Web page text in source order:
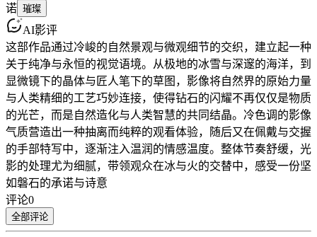
诺 璀璨
AI影评
这部作品通过冷峻的自然景观与微观细节的交织，建立起一种
关于纯净与永恒的视觉语境。从极地的冰雪与深邃的海洋，到
显微镜下的晶体与匠人笔下的草图，影像将自然界的原始力量
与人类精细的工艺巧妙连接，使得钻石的闪耀不再仅仅是物质
的光芒，而是自然造化与人类智慧的共同结晶。冷色调的影像
气质营造出一种抽离而纯粹的观看体验，随后又在佩戴与交握
的手部特写中，逐渐注入温润的情感温度。整体节奏舒缓，光
影的处理尤为细腻，带领观众在冰与火的交替中，感受一份坚
如磐石的承诺与诗意
评论0
全部评论